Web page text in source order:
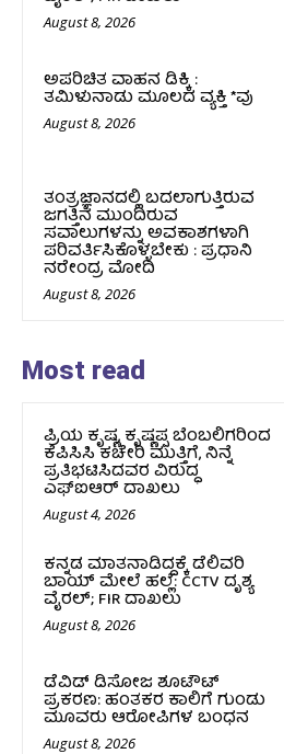
August 8, 2026
ಅಪರಿಚಿತ ವಾಹನ ಡಿಕ್ಕಿ :
ತಮಿಳುನಾಡು ಮೂಲದ ವ್ಯಕ್ತಿ *ವು
August 8, 2026
ತಂತ್ರಜ್ಞಾನದಲ್ಲಿ ಬದಲಾಗುತ್ತಿರುವ
ಜಗತ್ತಿನ ಮುಂದಿರುವ
ಸವಾಲುಗಳನ್ನು ಅವಕಾಶಗಳಾಗಿ
ಪರಿವರ್ತಿಸಿಕೊಳ್ಳಬೇಕು : ಪ್ರಧಾನಿ
ನರೇಂದ್ರ ಮೋದಿ
August 8, 2026
Most read
ಪ್ರಿಯ ಕೃಷ್ಣ, ಕೃಷ್ಣಪ್ಪ ಬೆಂಬಲಿಗರಿಂದ
ಕೆಪಿಸಿಸಿ ಕಚೇರಿ ಮುತ್ತಿಗೆ, ನಿನ್ನೆ
ಪ್ರತಿಭಟಿಸಿದವರ ವಿರುದ್ಧ
ಎಫ್‌ಐಆರ್‌ ದಾಖಲು
August 4, 2026
ಕನ್ನಡ ಮಾತನಾಡಿದ್ದಕ್ಕೆ ಡೆಲಿವರಿ
ಬಾಯ್ ಮೇಲೆ ಹಲ್ಲೆ: CCTV ದೃಶ್ಯ
ವೈರಲ್; FIR ದಾಖಲು
August 8, 2026
ಡೆವಿಡ್ ಡಿಸೋಜ ಶೂಟೌಟ್
ಪ್ರಕರಣ: ಹಂತಕರ ಕಾಲಿಗೆ ಗುಂಡು
ಮೂವರು ಆರೋಪಿಗಳ ಬಂಧನ
August 8, 2026